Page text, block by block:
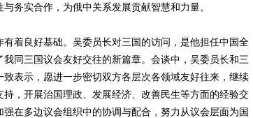
务实合作，为俄中关系发展贡献智慧和力量。
良好基础。吴委员长对三国的访问，是他担任中国全
同三国议会友好交往的新篇章。会谈中，吴委员长和三
表示，愿进一步密切双方各层次各领域友好往来，继续
，开展治国理政、发展经济、改善民生等方面的经验交
在多边议会组织中的协调与配合，努力从议会层面为国